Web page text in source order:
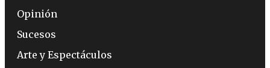
Opinión
Sucesos
Arte y Espectáculos